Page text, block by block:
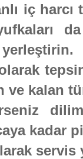
iç harcı
ve kalan
kadar
servis